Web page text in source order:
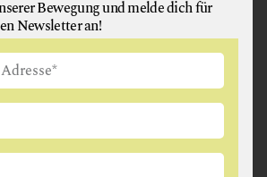
Bewegung und melde dich für
Newsletter an!